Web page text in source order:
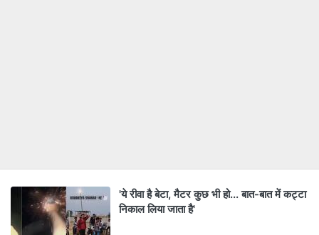
'ये रीवा है बेटा, मैटर कुछ भी हो... बात-बात में कट्टा
निकाल लिया जाता है'